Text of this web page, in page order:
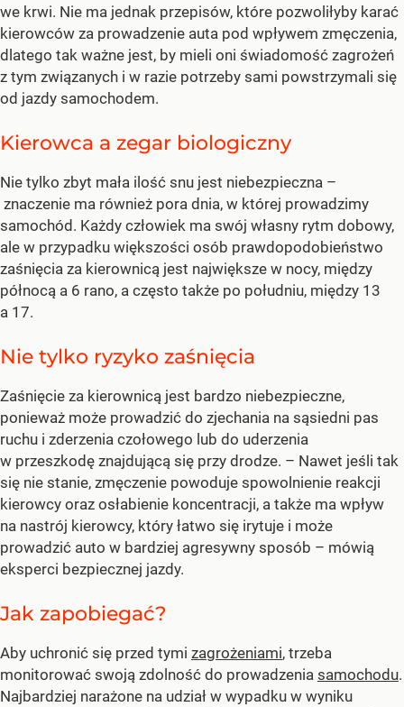
we krwi. Nie ma jednak przepisów, które pozwoliłyby karać
kierowców za prowadzenie auta pod wpływem zmęczenia,
dlatego tak ważne jest, by mieli oni świadomość zagrożeń
z tym związanych i w razie potrzeby sami powstrzymali się
od jazdy samochodem.
Kierowca a zegar biologiczny
Nie tylko zbyt mała ilość snu jest niebezpieczna –
znaczenie ma również pora dnia, w której prowadzimy
samochód. Każdy człowiek ma swój własny rytm dobowy,
ale w przypadku większości osób prawdopodobieństwo
zaśnięcia za kierownicą jest największe w nocy, między
północą a 6 rano, a często także po południu, między 13
a 17.
Nie tylko ryzyko zaśnięcia
Zaśnięcie za kierownicą jest bardzo niebezpieczne,
ponieważ może prowadzić do zjechania na sąsiedni pas
ruchu i zderzenia czołowego lub do uderzenia
w przeszkodę znajdującą się przy drodze. – Nawet jeśli tak
się nie stanie, zmęczenie powoduje spowolnienie reakcji
kierowcy oraz osłabienie koncentracji, a także ma wpływ
na nastrój kierowcy, który łatwo się irytuje i może
prowadzić auto w bardziej agresywny sposób – mówią
eksperci bezpiecznej jazdy.
Jak zapobiegać?
Aby uchronić się przed tymi zagrożeniami, trzeba
monitorować swoją zdolność do prowadzenia samochodu.
Najbardziej narażone na udział w wypadku w wyniku